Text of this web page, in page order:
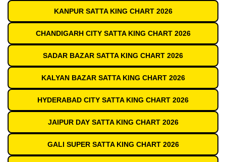
KANPUR SATTA KING CHART 2026
CHANDIGARH CITY SATTA KING CHART 2026
SADAR BAZAR SATTA KING CHART 2026
KALYAN BAZAR SATTA KING CHART 2026
HYDERABAD CITY SATTA KING CHART 2026
JAIPUR DAY SATTA KING CHART 2026
GALI SUPER SATTA KING CHART 2026